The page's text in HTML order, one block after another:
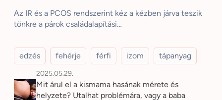
Az IR és a PCOS rendszerint kéz a kézben járva teszik
tönkre a párok családalapítási…
edzés fehérje férfi izom tápanyag
2025.05.29.
Mit árul el a kismama hasának mérete és
helyzete? Utalhat problémára, vagy a baba